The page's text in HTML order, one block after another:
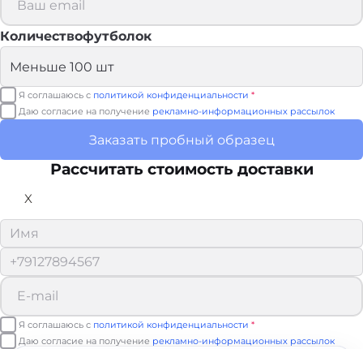
Количествофутболок
Я соглашаюсь с политикой конфиденциальности *
Даю согласие на получение рекламно-информационных рассылок
Заказать пробный образец
Рассчитать стоимость доставки
X
Я соглашаюсь с политикой конфиденциальности *
Даю согласие на получение рекламно-информационных рассылок